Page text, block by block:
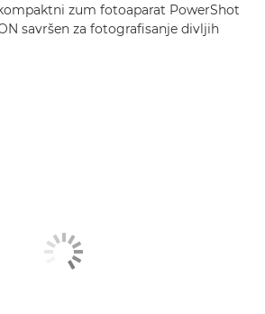
zum fotoaparat PowerShot
savršen za fotografisanje divljih